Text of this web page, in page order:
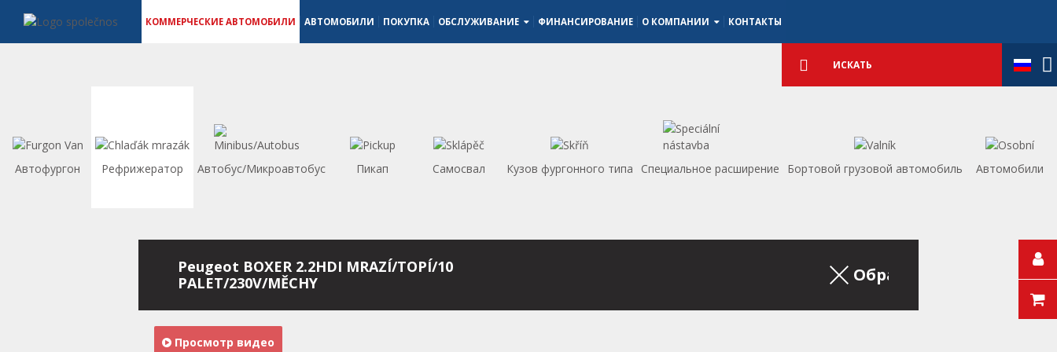
КОММЕРЧЕСКИЕ АВТОМОБИЛИ АВТОМОБИЛИ ПОКУПКА ОБСЛУЖИВАНИЕ ФИНАНСИРОВАНИЕ О КОМПАНИИ КОНТАКТЫ
Подробный
поиск Искать
Автофургон Рефрижератор Автобус/Микроавтобус Пикап Самосвал Кузов фургонного типа Специальное расширение Бортовой грузовой автомобиль Aвтомобили
Peugeot BOXER 2.2HDI MRAZÍ/TOPÍ/10
PALET/230V/MĚCHY
Обратно на список
Просмотр видео